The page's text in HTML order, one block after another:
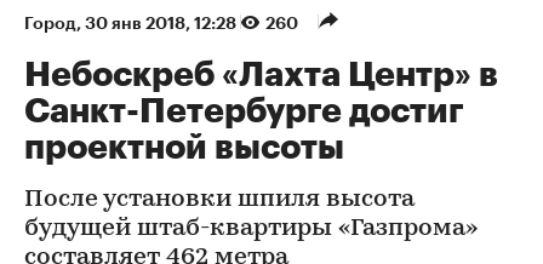
Город⁠, 30 янв 2018, 12:28 260
Небоскреб «Лахта Центр» в
Санкт-Петербурге достиг
проектной высоты
После установки шпиля высота
будущей штаб-квартиры «Газпрома»
составляет 462 метра